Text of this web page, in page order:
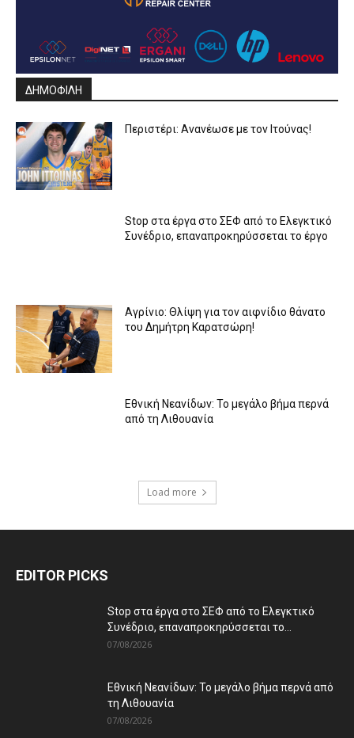
ΔΗΜΟΦΙΛΗ
Περιστέρι: Ανανέωσε με τον Ιτούνας!
Stop στα έργα στο ΣΕΦ από το Ελεγκτικό
Συνέδριο, επαναπροκηρύσσεται το έργο
Αγρίνιο: Θλίψη για τον αιφνίδιο θάνατο
του Δημήτρη Καρατσώρη!
Εθνική Νεανίδων: Το μεγάλο βήμα περνά
από τη Λιθουανία
Load more
EDITOR PICKS
Stop στα έργα στο ΣΕΦ από το Ελεγκτικό
Συνέδριο, επαναπροκηρύσσεται το...
07/08/2026
Εθνική Νεανίδων: Το μεγάλο βήμα περνά από
τη Λιθουανία
07/08/2026